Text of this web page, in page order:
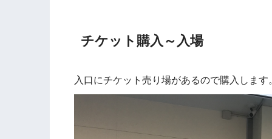
チケット購入～入場
入口にチケット売り場があるので購入します